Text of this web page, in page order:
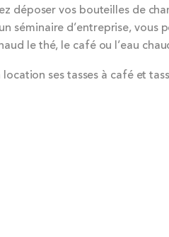
déposer vos bouteilles de
séminaire d’entreprise,
le thé, le café ou l’eau
ses tasses à café et